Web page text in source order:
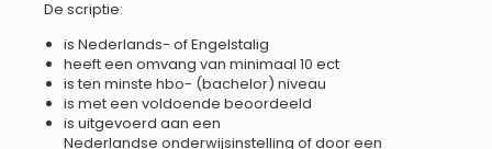
De scriptie:
is Nederlands- of Engelstalig
heeft een omvang van minimaal 10 ect
is ten minste hbo- (bachelor) niveau
is met een voldoende beoordeeld
is uitgevoerd aan een
Nederlandse onderwijsinstelling of door een